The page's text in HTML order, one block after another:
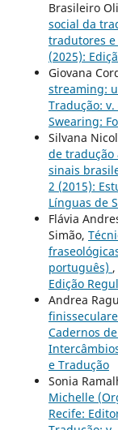
Brasileiro
social da
tradutores
(2025):
Giovana
streaming:
Tradução: v.
Swearing:
Silvana
de tradução
sinais
2 (2015):
Línguas de
Flávia
Simão,
português) ,
Edição
Andrea
Cadernos
e Tradução
Sonia
Michelle
Recife: